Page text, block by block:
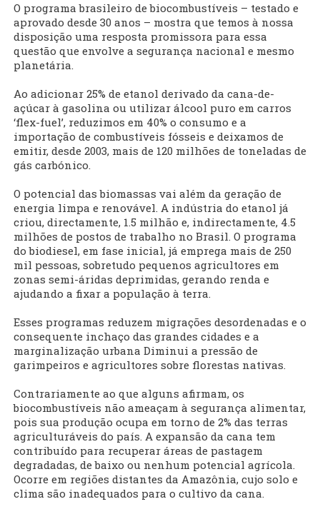
O programa brasileiro de biocombustíveis – testado e
aprovado desde 30 anos – mostra que temos à nossa
disposição uma resposta promissora para essa
questão que envolve a segurança nacional e mesmo
planetária.
Ao adicionar 25% de etanol derivado da cana-de-
açúcar à gasolina ou utilizar álcool puro em carros
‘flex-fuel’, reduzimos em 40% o consumo e a
importação de combustíveis fósseis e deixamos de
emitir, desde 2003, mais de 120 milhões de toneladas de
gás carbónico.
O potencial das biomassas vai além da geração de
energia limpa e renovável. A indústria do etanol já
criou, directamente, 1.5 milhão e, indirectamente, 4.5
milhões de postos de trabalho no Brasil. O programa
do biodiesel, em fase inicial, já emprega mais de 250
mil pessoas, sobretudo pequenos agricultores em
zonas semi-áridas deprimidas, gerando renda e
ajudando a fixar a população à terra.
Esses programas reduzem migrações desordenadas e o
consequente inchaço das grandes cidades e a
marginalização urbana Diminui a pressão de
garimpeiros e agricultores sobre florestas nativas.
Contrariamente ao que alguns afirmam, os
biocombustíveis não ameaçam à segurança alimentar,
pois sua produção ocupa em torno de 2% das terras
agriculturáveis do país. A expansão da cana tem
contribuído para recuperar áreas de pastagem
degradadas, de baixo ou nenhum potencial agrícola.
Ocorre em regiões distantes da Amazônia, cujo solo e
clima são inadequados para o cultivo da cana.